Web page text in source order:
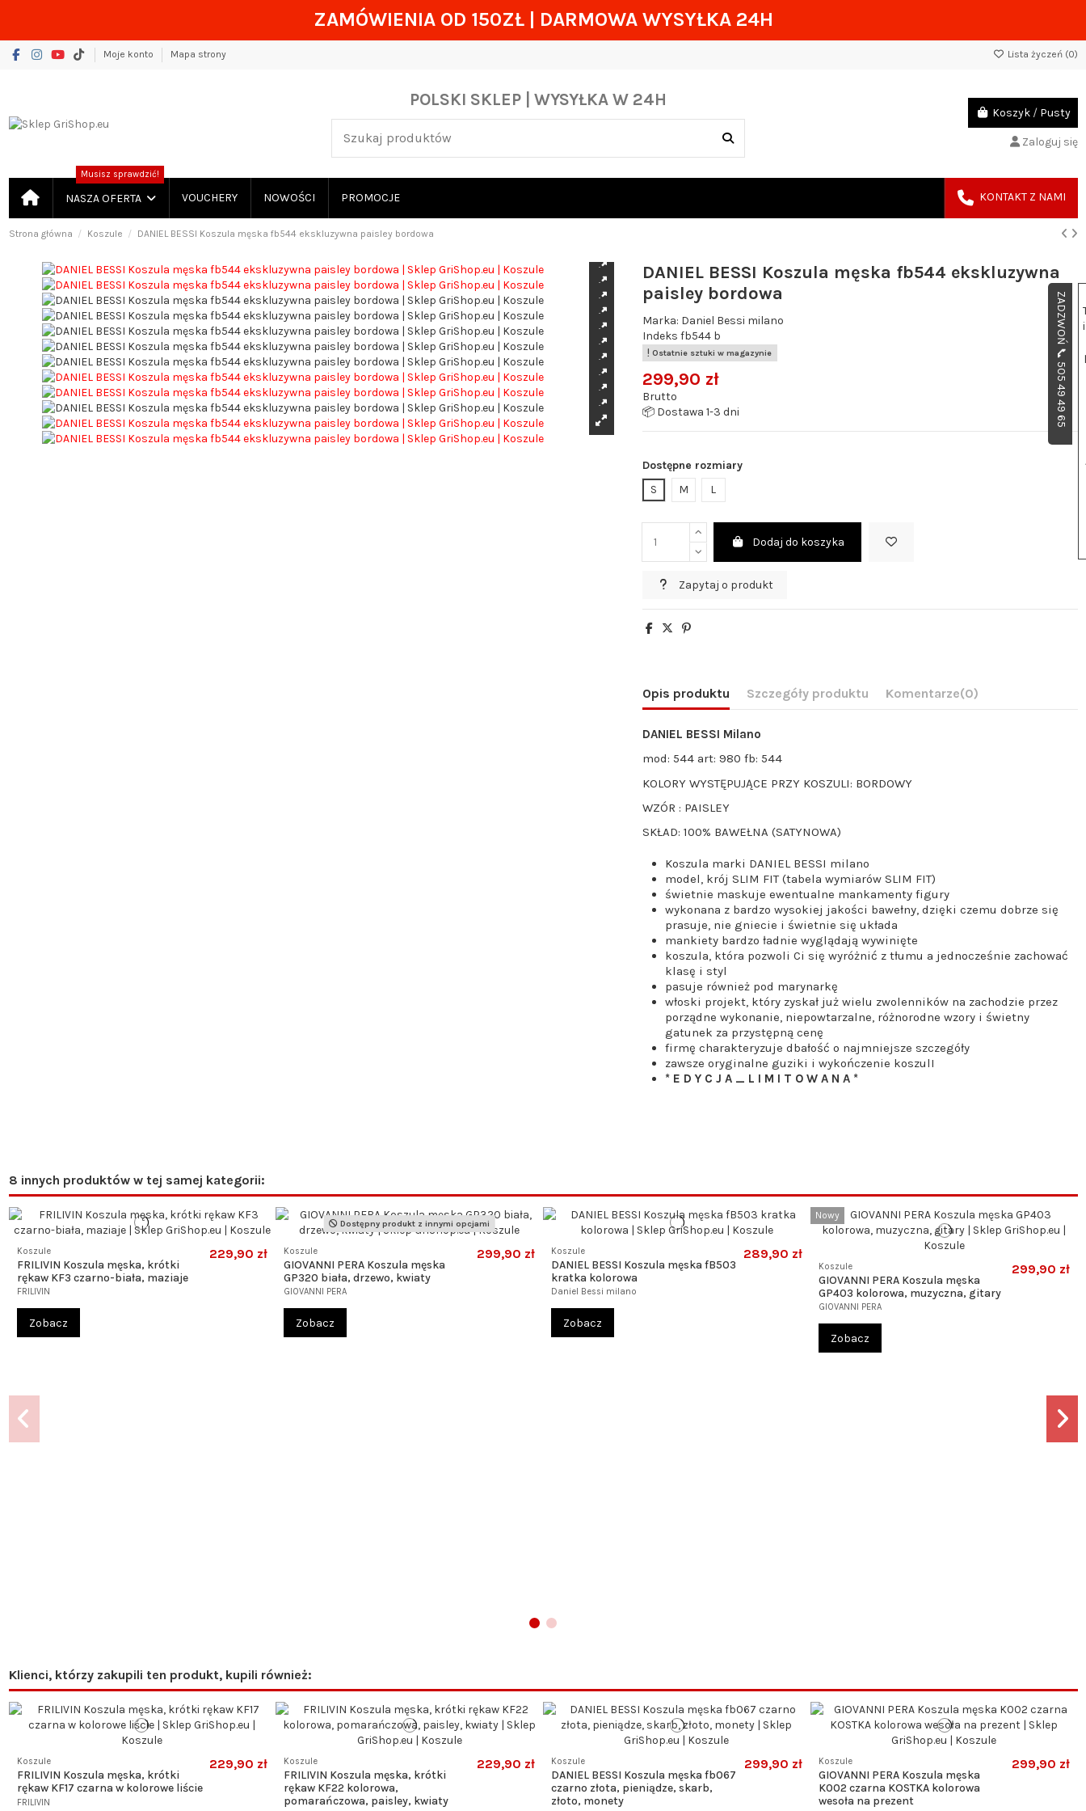
ZAMÓWIENIA OD 150ZŁ| DARMOWA WYSYŁKA 24H
Moje konto Mapa strony Lista życzeń (0)
POLSKI SKLEP | WYSYŁKA W 24H
Koszyk / Pusty
Zaloguj się
NASZA OFERTA
Musisz sprawdzić!
VOUCHERY NOWOŚCI PROMOCJE KONTAKT Z NAMI
Strona główna Koszule DANIEL BESSI Koszula męska fb544 ekskluzywna paisley bordowa
DANIEL BESSI Koszula męska fb544 ekskluzywna
paisley bordowa
Marka: Daniel Bessi milano
Indeks fb544 b
Ostatnie sztuki w magazynie
299,90 zł
Brutto
📦 Dostawa 1-3 dni
Dostępne rozmiary
S
M L
Dodaj do koszyka
Zapytaj o produkt
Opis produktu Szczegóły produktu Komentarze(0)
DANIEL BESSI Milano
mod: 544 art: 980 fb: 544
KOLORY WYSTĘPUJĄCE PRZY KOSZULI: BORDOWY
WZÓR : PAISLEY
SKŁAD: 100% BAWEŁNA (SATYNOWA)
Koszula marki DANIEL BESSI milano
model, krój SLIM FIT (tabela wymiarów SLIM FIT)
świetnie maskuje ewentualne mankamenty figury
wykonana z bardzo wysokiej jakości bawełny, dzięki czemu dobrze się
prasuje, nie gniecie i świetnie się układa
mankiety bardzo ładnie wyglądają wywinięte
koszula, która pozwoli Ci się wyróżnić z tłumu a jednocześnie zachować
klasę i styl
pasuje również pod marynarkę
włoski projekt, który zyskał już wielu zwolenników na zachodzie przez
porządne wykonanie, niepowtarzalne, różnorodne wzory i świetny
gatunek za przystępną cenę
firmę charakteryzuje dbałość o najmniejsze szczegóły
zawsze oryginalne guziki i wykończenie koszulI
* E D Y C J A _ L I M I T O W A N A *
8 innych produktów w tej samej kategorii:
Koszule
FRILIVIN Koszula męska, krótki
rękaw KF3 czarno-biała, maziaje
FRILIVIN
229,90 zł
Zobacz
Dostępny produkt z innymi opcjami
Koszule
GIOVANNI PERA Koszula męska
GP320 biała, drzewo, kwiaty
GIOVANNI PERA
299,90 zł
Zobacz
Koszule
DANIEL BESSI Koszula męska fB503
kratka kolorowa
Daniel Bessi milano
289,90 zł
Zobacz
Nowy
Koszule
GIOVANNI PERA Koszula męska
GP403 kolorowa, muzyczna, gitary
GIOVANNI PERA
299,90 zł
Zobacz
Klienci, którzy zakupili ten produkt, kupili również:
Koszule
FRILIVIN Koszula męska, krótki
rękaw KF17 czarna w kolorowe liście
FRILIVIN
229,90 zł Koszule
FRILIVIN Koszula męska, krótki
rękaw KF22 kolorowa,
pomarańczowa, paisley, kwiaty
229,90 zł Koszule
DANIEL BESSI Koszula męska fb067
czarno złota, pieniądze, skarb,
złoto, monety
299,90 zł Koszule
GIOVANNI PERA Koszula męska
K002 czarna KOSTKA kolorowa
wesoła na prezent
299,90 zł
ZADZWOŃ 📞 505 49 49 65